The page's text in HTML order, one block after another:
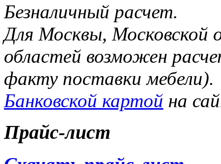
Безналичный расчет.
Для Москвы, Московской
областей возможен
факту поставки мебели).
Банковской картой на
Прайс-лист